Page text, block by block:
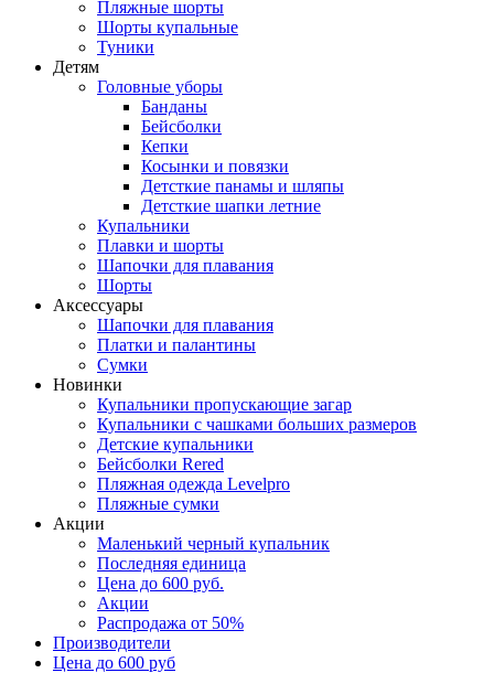
Пляжные шорты
Шорты купальные
Туники
Детям
Головные уборы
Банданы
Бейсболки
Кепки
Косынки и повязки
Детсткие панамы и шляпы
Детсткие шапки летние
Купальники
Плавки и шорты
Шапочки для плавания
Шорты
Аксессуары
Шапочки для плавания
Платки и палантины
Сумки
Новинки
Купальники пропускающие загар
Купальники с чашками больших размеров
Детские купальники
Бейсболки Rered
Пляжная одежда Levelpro
Пляжные сумки
Акции
Маленький черный купальник
Последняя единица
Цена до 600 руб.
Акции
Распродажа от 50%
Производители
Цена до 600 руб